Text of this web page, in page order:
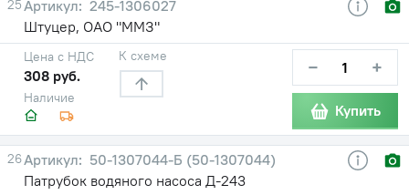
25
245-1306027
Штуцер, ОАО "ММЗ"
Наличие
Цена с НДС
308 руб.
К схеме − +
Купить
26
50-1307044-Б (50-1307044)
Патрубок водяного насоса Д-243